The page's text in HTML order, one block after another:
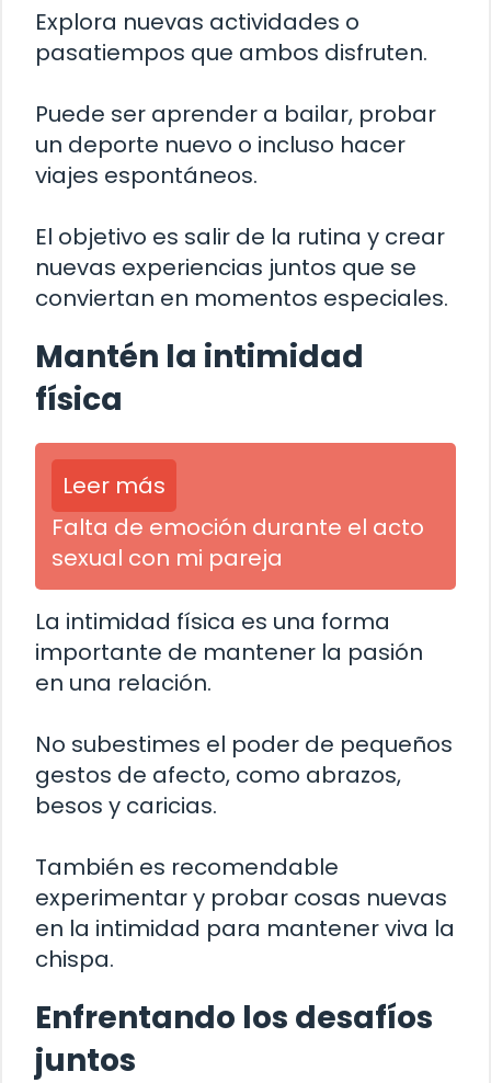
Explora nuevas actividades o
pasatiempos que ambos disfruten.
Puede ser aprender a bailar, probar
un deporte nuevo o incluso hacer
viajes espontáneos.
El objetivo es salir de la rutina y crear
nuevas experiencias juntos que se
conviertan en momentos especiales.
Mantén la intimidad
física
Leer más
Falta de emoción durante el acto
sexual con mi pareja
La intimidad física es una forma
importante de mantener la pasión
en una relación.
No subestimes el poder de pequeños
gestos de afecto, como abrazos,
besos y caricias.
También es recomendable
experimentar y probar cosas nuevas
en la intimidad para mantener viva la
chispa.
Enfrentando los desafíos
juntos